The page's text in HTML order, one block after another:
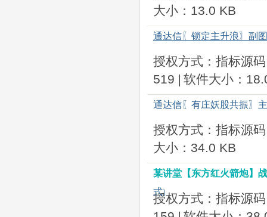
大小：13.0 KB
通达信〖锁定主升浪〗副
授权方式：指标源码
519 | 软件大小：
通达信〖有庄妖股共振〗
授权方式：指标源码
大小：34.0 KB
某讲堂【东方红火箭炮】
式]
授权方式：指标源码